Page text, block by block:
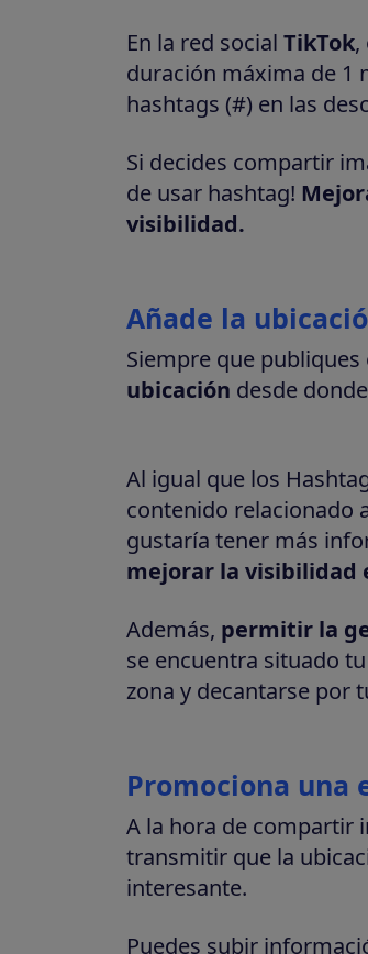
En la red social TikTok,
duración máxima de 1
hashtags (#) en las
Si decides compartir
de usar hashtag!
visibilidad.
Añade la
Siempre que
ubicación desde
Al igual que los
contenido relacionado
gustaría tener más
mejorar la visibilidad
Además, permitir la
se encuentra situado
zona y decantarse por
Promociona una
A la hora de compartir
transmitir que la
interesante.
Puedes subir